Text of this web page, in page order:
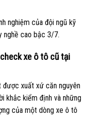
nghiệm của đội ngũ kỹ
nghề cao bậc 3/7.
xe ô tô cũ tại
xuất xứ căn nguyên
khắc kiểm định và những
của một dòng xe ô tô